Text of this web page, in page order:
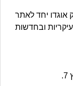
אוגדו יחד לאתר
ובחדשות